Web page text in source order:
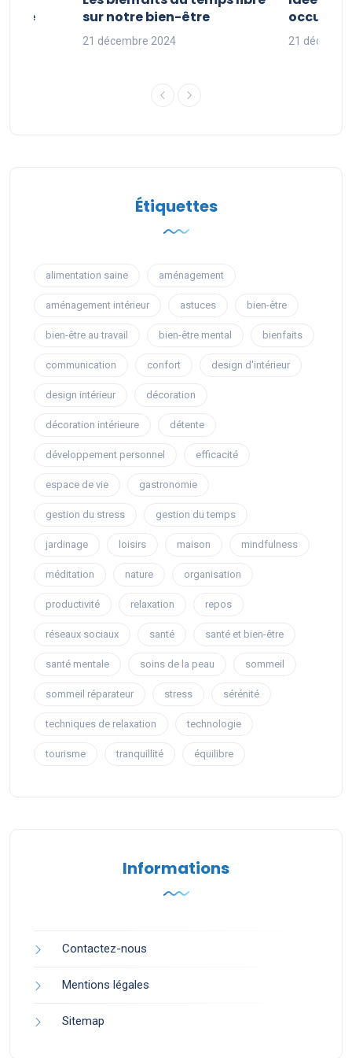
faire
sur notre bien-être
21 décembre 2024
occuper
21
Étiquettes
alimentation saine aménagement
aménagement intérieur astuces bien-être
bien-être au travail bien-être mental bienfaits
communication confort design d'intérieur
design intérieur décoration
décoration intérieure détente
développement personnel efficacité
espace de vie gastronomie
gestion du stress gestion du temps
jardinage loisirs maison mindfulness
méditation nature organisation
productivité relaxation repos
réseaux sociaux santé santé et bien-être
santé mentale soins de la peau sommeil
sommeil réparateur stress sérénité
techniques de relaxation technologie
tourisme tranquillité équilibre
Informations
Contactez-nous
Mentions légales
Sitemap